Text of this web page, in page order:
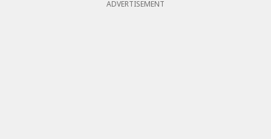
ADVERTISEMENT